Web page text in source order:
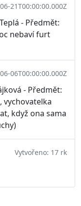
21T00:00:00.000Z
- Předmět:
nebaví furt
06T00:00:00.000Z
- Předmět:
vychovatelka
když ona sama
Vytvořeno: 17 rk